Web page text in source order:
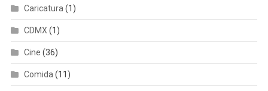
Caricatura (1)
CDMX (1)
Cine (36)
Comida (11)